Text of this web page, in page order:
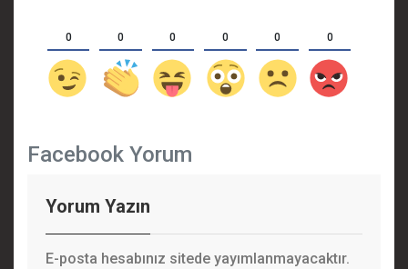
0 0 0 0 0 0
Facebook Yorum
Yorum Yazın
E-posta hesabınız sitede yayımlanmayacaktır.